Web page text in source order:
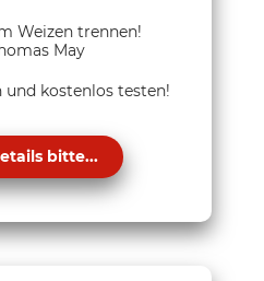
Weizen trennen!
May
kostenlos testen!
bitte...